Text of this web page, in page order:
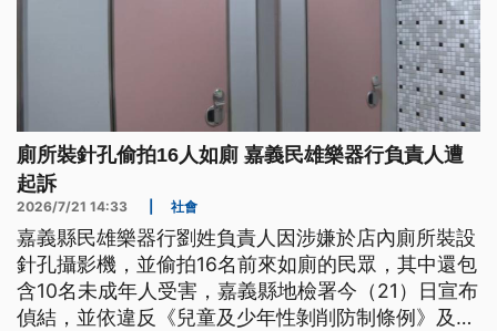
廁所裝針孔偷拍16人如廁 嘉義民雄樂器行負責人遭
起訴
2026/7/21 14:33 社會
嘉義縣民雄樂器行劉姓負責人因涉嫌於店內廁所裝設
針孔攝影機，並偷拍16名前來如廁的民眾，其中還包
含10名未成年人受害，嘉義縣地檢署今（21）日宣布
偵結，並依違反《兒童及少年性剝削防制條例》及